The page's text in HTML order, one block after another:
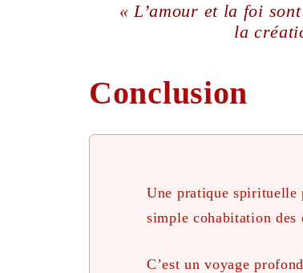
« L’amour et la foi
la
Conclusion
Une pratique spirituelle
simple cohabitation des
C’est un voyage